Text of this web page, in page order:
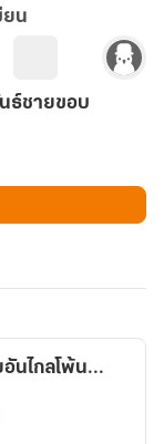
ยน
ธ์ชายขอบ
นไกลโพ้น...